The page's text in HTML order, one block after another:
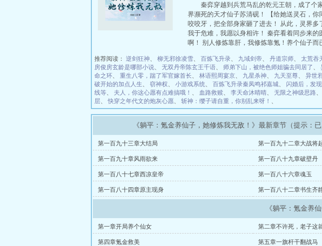
秦弈穿越到兵荒马乱的乾元王朝，成了个
界濒死的天才仙子苏清砚！ 【给她送灵石，
咬咬牙，把全部身家砸了进去！ 从此，灵界
我于危难，我愿以身相许！ 秦弈看着同步来
啊！ 别人修炼靠肝，我修炼靠氪！养个仙子而
推荐阅读： 逆剑狂神、 柳无邪徐凌雪、 百炼飞升录、 九域剑帝、 丹道宗师、 太荒吞
房俊房玄龄是哪部小说、 无双丹帝陈玄王千语、 师弟下山，被绝色师姐骗去同居了 、
命之环、 重生八零，踹了军官嫁首长、 林语熙周宴京、 九星杀神、 九天至尊、 异世
破开始的加点人生、 窃神权、 小游戏系统、 百炼飞升录秦凤鸣祁嘉城、 闪婚后，发
线等、 夫人，你这心愿有点难搞哦！ 、 血路救赎、 李天命沐晴晴、 无限之神级思路、
层、 快穿之年代文的炮灰心愿、 斩神：缨子请自重，你别乱来呀！ 、
《躺平：氪金养仙子，她修炼我无敌！》最新章节（提示：
第一百九十三章大结局 第一百九十二章大战将
第一百九十章风雨欲来 第一百八十九章破壁丹
第一百八十七章西凉皇帝 第一百八十六章魂玉
第一百八十四章原主现身 第一百八十二章书生齐
《躺平：氪金养
第一章开局养个仙女 第二章不许死，老子这
第四章氪金救美 第五章一旗杆干翻战马